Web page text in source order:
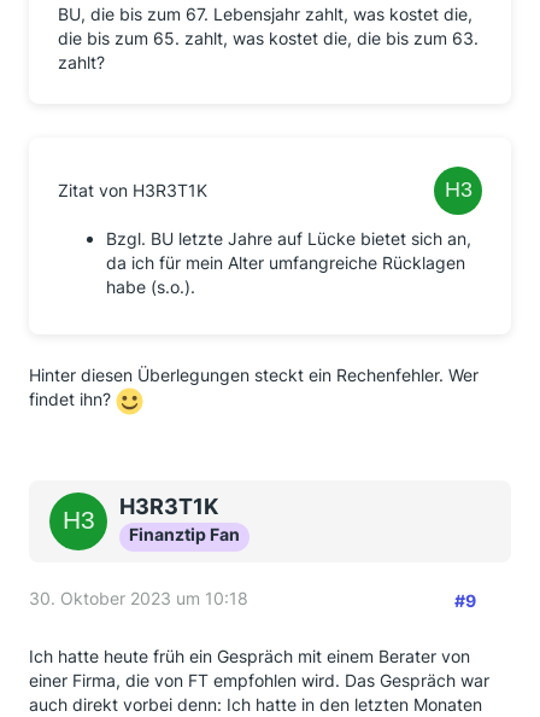
BU, die bis zum 67. Lebensjahr zahlt, was kostet die,
die bis zum 65. zahlt, was kostet die, die bis zum 63.
zahlt?
Zitat von H3R3T1K
Bzgl. BU letzte Jahre auf Lücke bietet sich an,
da ich für mein Alter umfangreiche Rücklagen
habe (s.o.).
Hinter diesen Überlegungen steckt ein Rechenfehler. Wer
findet ihn?
H3R3T1K
Finanztip Fan
30. Oktober 2023 um 10:18 #9
Ich hatte heute früh ein Gespräch mit einem Berater von
einer Firma, die von FT empfohlen wird. Das Gespräch war
auch direkt vorbei denn: Ich hatte in den letzten Monaten